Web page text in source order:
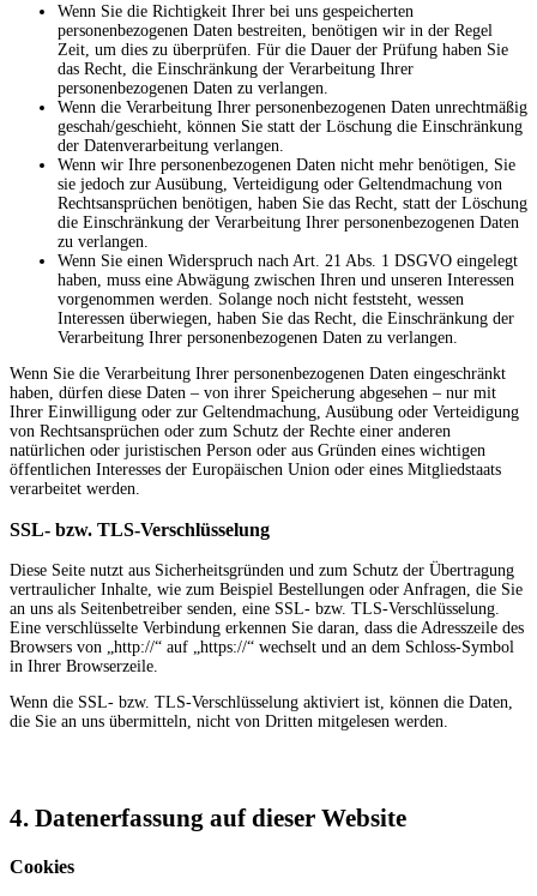
Wenn Sie die Richtigkeit Ihrer bei uns gespeicherten
personenbezogenen Daten bestreiten, benötigen wir in der Regel
Zeit, um dies zu überprüfen. Für die Dauer der Prüfung haben Sie
das Recht, die Einschränkung der Verarbeitung Ihrer
personenbezogenen Daten zu verlangen.
Wenn die Verarbeitung Ihrer personenbezogenen Daten unrechtmäßig
geschah/geschieht, können Sie statt der Löschung die Einschränkung
der Datenverarbeitung verlangen.
Wenn wir Ihre personenbezogenen Daten nicht mehr benötigen, Sie
sie jedoch zur Ausübung, Verteidigung oder Geltendmachung von
Rechtsansprüchen benötigen, haben Sie das Recht, statt der Löschung
die Einschränkung der Verarbeitung Ihrer personenbezogenen Daten
zu verlangen.
Wenn Sie einen Widerspruch nach Art. 21 Abs. 1 DSGVO eingelegt
haben, muss eine Abwägung zwischen Ihren und unseren Interessen
vorgenommen werden. Solange noch nicht feststeht, wessen
Interessen überwiegen, haben Sie das Recht, die Einschränkung der
Verarbeitung Ihrer personenbezogenen Daten zu verlangen.
Wenn Sie die Verarbeitung Ihrer personenbezogenen Daten eingeschränkt
haben, dürfen diese Daten – von ihrer Speicherung abgesehen – nur mit
Ihrer Einwilligung oder zur Geltendmachung, Ausübung oder Verteidigung
von Rechtsansprüchen oder zum Schutz der Rechte einer anderen
natürlichen oder juristischen Person oder aus Gründen eines wichtigen
öffentlichen Interesses der Europäischen Union oder eines Mitgliedstaats
verarbeitet werden.
SSL- bzw. TLS-Verschlüsselung
Diese Seite nutzt aus Sicherheitsgründen und zum Schutz der Übertragung
vertraulicher Inhalte, wie zum Beispiel Bestellungen oder Anfragen, die Sie
an uns als Seitenbetreiber senden, eine SSL- bzw. TLS-Verschlüsselung.
Eine verschlüsselte Verbindung erkennen Sie daran, dass die Adresszeile des
Browsers von „http://“ auf „https://“ wechselt und an dem Schloss-Symbol
in Ihrer Browserzeile.
Wenn die SSL- bzw. TLS-Verschlüsselung aktiviert ist, können die Daten,
die Sie an uns übermitteln, nicht von Dritten mitgelesen werden.
4. Datenerfassung auf dieser Website
Cookies